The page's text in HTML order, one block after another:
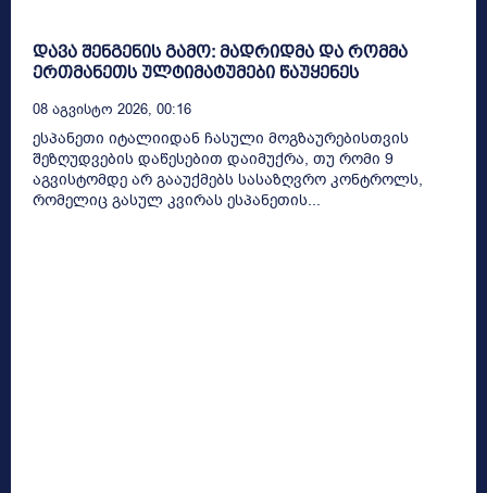
დავა შენგენის გამო: მადრიდმა და რომმა
ერთმანეთს ულტიმატუმები წაუყენეს
08 Აგვისტო 2026, 00:16
ესპანეთი იტალიიდან ჩასული მოგზაურებისთვის
შეზღუდვების დაწესებით დაიმუქრა, თუ რომი 9
აგვისტომდე არ გააუქმებს სასაზღვრო კონტროლს,
რომელიც გასულ კვირას ესპანეთის...